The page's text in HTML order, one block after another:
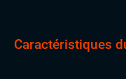
Caractéristiques